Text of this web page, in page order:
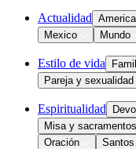
Actualidad
Mexico
Mundo
Estilo de vida
Pareja y sexualidad
Espiritualidad
Misa y sacramentos
Oración
Santos